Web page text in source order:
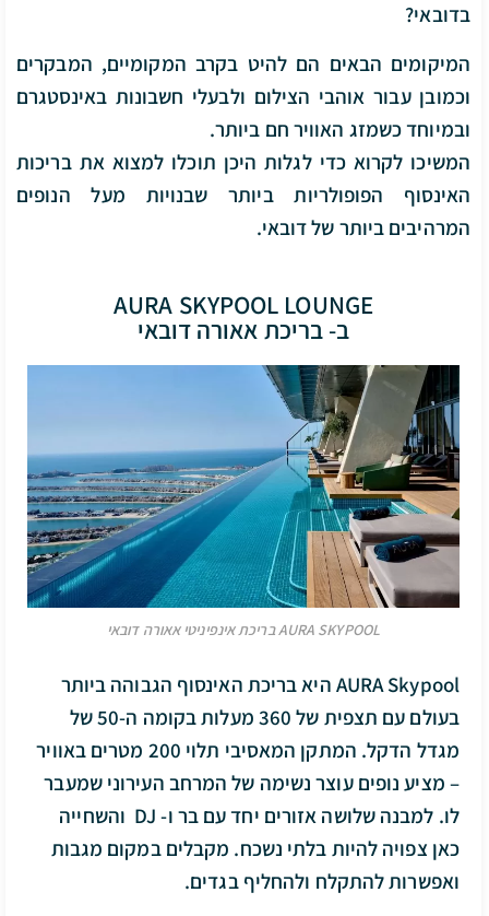
בדובאי?
המיקומים הבאים הם להיט בקרב המקומיים, המבקרים
וכמובן עבור אוהבי הצילום ולבעלי חשבונות באינסטגרם
ובמיוחד כשמזג האוויר חם ביותר.
המשיכו לקרוא כדי לגלות היכן תוכלו למצוא את בריכות
האינסוף הפופולריות ביותר שבנויות מעל הנופים
המרהיבים ביותר של דובאי.
AURA SKYPOOL LOUNGE
ב- בריכת אאורה דובאי
AURA SKYPOOL בריכת אינפיניטי אאורה דובאי
AURA Skypool היא בריכת האינסוף הגבוהה ביותר
בעולם עם תצפית של 360 מעלות בקומה ה-50 של
מגדל הדקל. המתקן המאסיבי תלוי 200 מטרים באוויר
– מציע נופים עוצר נשימה של המרחב העירוני שמעבר
לו. למבנה שלושה אזורים יחד עם בר ו- DJ והשחייה
כאן צפויה להיות בלתי נשכח. מקבלים במקום מגבות
ואפשרות להתקלח ולהחליף בגדים.